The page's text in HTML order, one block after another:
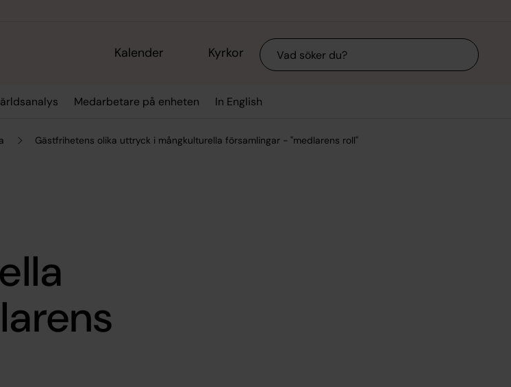
Kalender Kyrkor Sök
Medarbetare på enheten In English
Gästfrihetens olika uttryck i mångkulturella församlingar - "medlarens roll"